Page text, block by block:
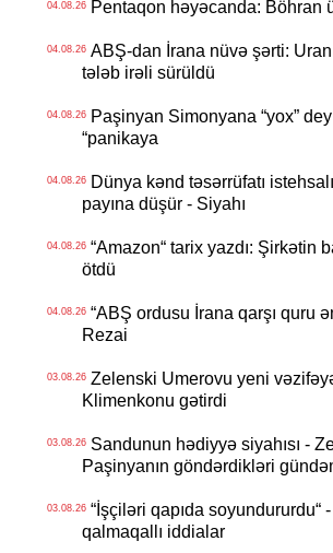
04.08.26Pentaqon həyəcanda: Böhran
04.08.26ABŞ-dan İrana nüvə şərti: Uran
tələb irəli sürüldü
04.08.26Paşinyan Simonyana “yox”
“panikaya
04.08.26Dünya kənd təsərrüfatı
payına düşür - Siyahı
04.08.26“Amazon“ tarix yazdı: Şirkətin
ötdü
04.08.26“ABŞ ordusu İrana qarşı quru
Rezai
03.08.26Zelenski Umerovu yeni
Klimenkonu gətirdi
03.08.26Sandunun hədiyyə siyahısı -
Paşinyanın göndərdikləri
03.08.26“İşçiləri qapıda soyundururdu“
qalmaqallı iddialar